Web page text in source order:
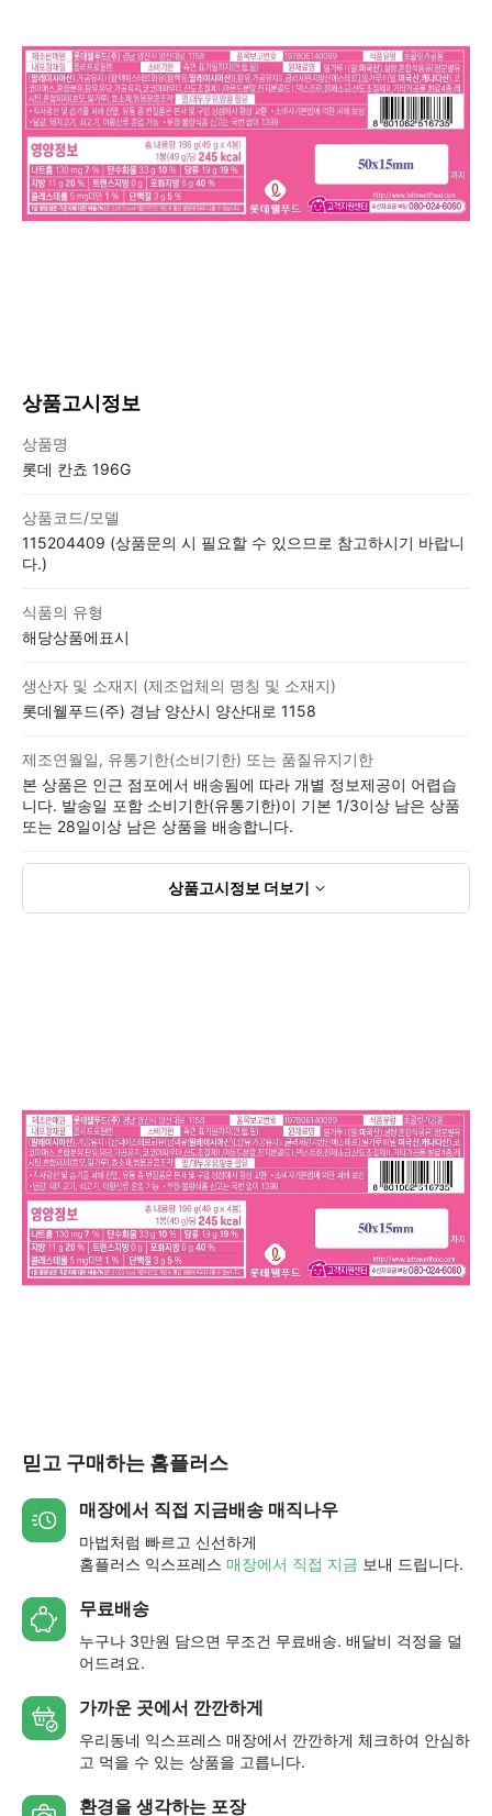
상품고시정보
상품명
롯데 칸쵸 196G
상품코드/모델
115204409 (상품문의 시 필요할 수 있으므로 참고하시기 바랍니
다.)
식품의 유형
해당상품에표시
생산자 및 소재지 (제조업체의 명칭 및 소재지)
롯데웰푸드(주) 경남 양산시 양산대로 1158
제조연월일, 유통기한(소비기한) 또는 품질유지기한
본 상품은 인근 점포에서 배송됨에 따라 개별 정보제공이 어렵습
니다. 발송일 포함 소비기한(유통기한)이 기본 1/3이상 남은 상품
또는 28일이상 남은 상품을 배송합니다.
상품고시정보 더보기
믿고 구매하는 홈플러스
매장에서 직접 지금배송 매직나우
마법처럼 빠르고 신선하게
홈플러스 익스프레스 매장에서 직접 지금 보내 드립니다.
무료배송
누구나 3만원 담으면 무조건 무료배송. 배달비 걱정을 덜
어드려요.
가까운 곳에서 깐깐하게
우리동네 익스프레스 매장에서 깐깐하게 체크하여 안심하
고 먹을 수 있는 상품을 고릅니다.
환경을 생각하는 포장